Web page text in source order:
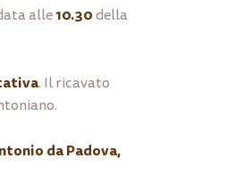
alle10.30della
. Il ricavato
da Padova,